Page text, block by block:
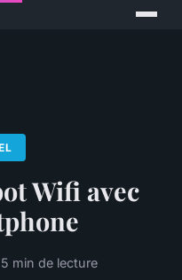
Wifi avec
5 min de lecture